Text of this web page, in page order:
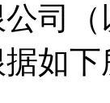
司（
如